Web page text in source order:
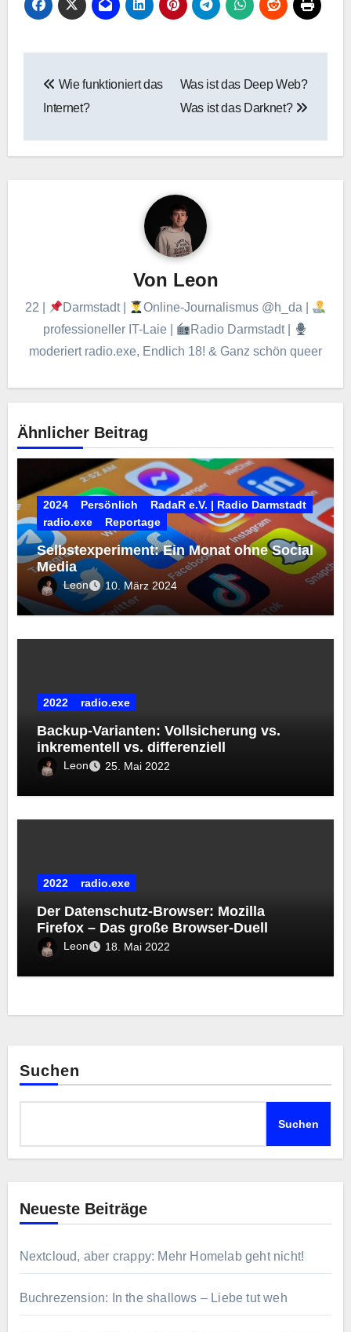
Wie funktioniert das
Internet?
Was ist das Deep Web?
Was ist das Darknet?
Von Leon
22 | Darmstadt |
Online-Journalismus @h_da |
professioneller IT-Laie |
Radio Darmstadt |
moderiert radio.exe, Endlich 18! & Ganz schön queer
Ähnlicher Beitrag
2024 Persönlich
RadaR e.V. | Radio Darmstadt
radio.exe
Reportage
Selbstexperiment: Ein Monat ohne Social
Media
Leon 10. März 2024
2022 radio.exe
Backup-Varianten: Vollsicherung vs.
inkrementell vs. differenziell
Leon 25. Mai 2022
2022 radio.exe
Der Datenschutz-Browser: Mozilla
Firefox – Das große Browser-Duell
Leon 18. Mai 2022
Suchen
Suchen
Neueste Beiträge
Nextcloud, aber crappy: Mehr Homelab geht nicht!
Buchrezension: In the shallows – Liebe tut weh